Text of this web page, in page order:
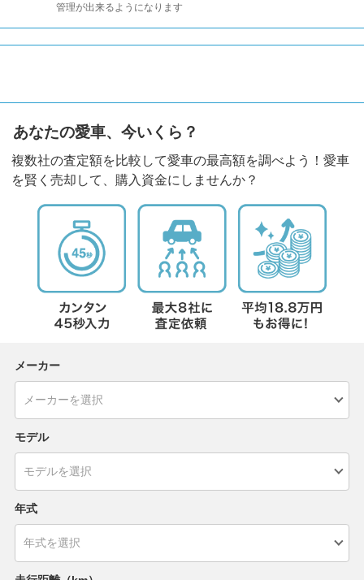
管理が出来るようになります
あなたの愛車、今いくら？
複数社の査定額を比較して愛車の最高額を調べよう！愛車
を賢く売却して、購入資金にしませんか？
メーカー
モデル
年式